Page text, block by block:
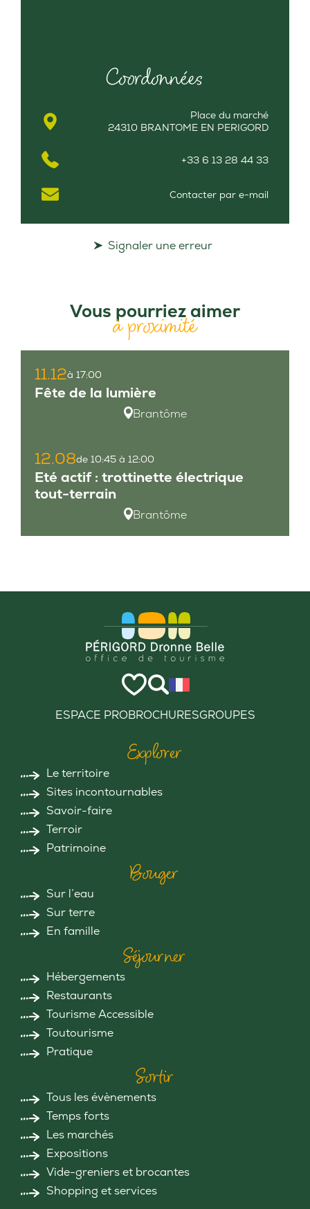
Coordonnées
Place du marché
24310 BRANTOME EN PERIGORD
+33 6 13 28 44 33
Contacter par e-mail
Signaler une erreur
Vous pourriez aimer
à proximité
11.12à 17:00
Fête de la lumière
Brantôme
12.08de 10:45 à 12:00
Eté actif : trottinette électrique
tout-terrain
Brantôme
ESPACE PROBROCHURESGROUPES
Explorer
Le territoire
Sites incontournables
Savoir-faire
Terroir
Patrimoine
Bouger
Sur l’eau
Sur terre
En famille
Séjourner
Hébergements
Restaurants
Tourisme Accessible
Toutourisme
Pratique
Sortir
Tous les évènements
Temps forts
Les marchés
Expositions
Vide-greniers et brocantes
Shopping et services